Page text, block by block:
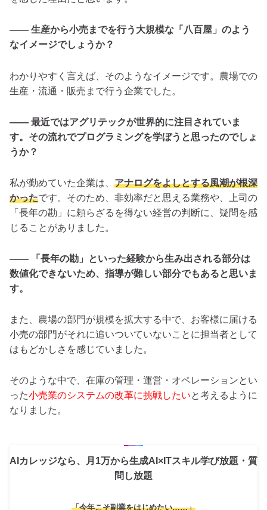
―― 生産から小売までを行う大規模な「八百屋」のよう
なイメージでしょうか？
わかりやすく言えば、そのようなイメージです。農場での
生産・流通・販売まで行う企業でした。
―― 最近ではアグリテックが世界的に注目されていま
す。その流れでプログラミングを学ぼうと思ったのでしょ
うか？
私が勤めていた企業は、 アナログをよしとする風潮が根深
かったです。そのため、非効率だと思える業務や、上司の
「長年の勘」に頼らざるを得ない経営の判断に、疑問を感
じることがありました。
―― 「長年の勘」といった経験から生み出される部分は
数値化できないため、指導が難しい部分でもあると思いま
す。
また、農場の部門が規模を拡大する中で、お客様に届ける
小売の部門がそれに追いついていないことに担当者として
はもどかしさを感じていました。
そのような中で、在庫の管理・運営・オペレーションとい
った小売業のシステムの改革に挑戦したいと考えるように
なりました。
AIカレッジなら、月1万から生成AI×ITスキル学び放題・質
問し放題
「今年こそ副業をはじめたい……」